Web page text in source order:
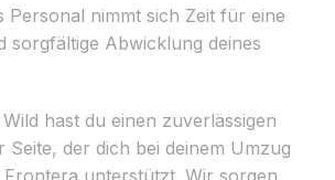
Personal nimmt sich Zeit für eine
sorgfältige Abwicklung deines
hast du einen zuverlässigen
Seite, der dich bei deinem Umzug
unterstützt. Wir sorgen